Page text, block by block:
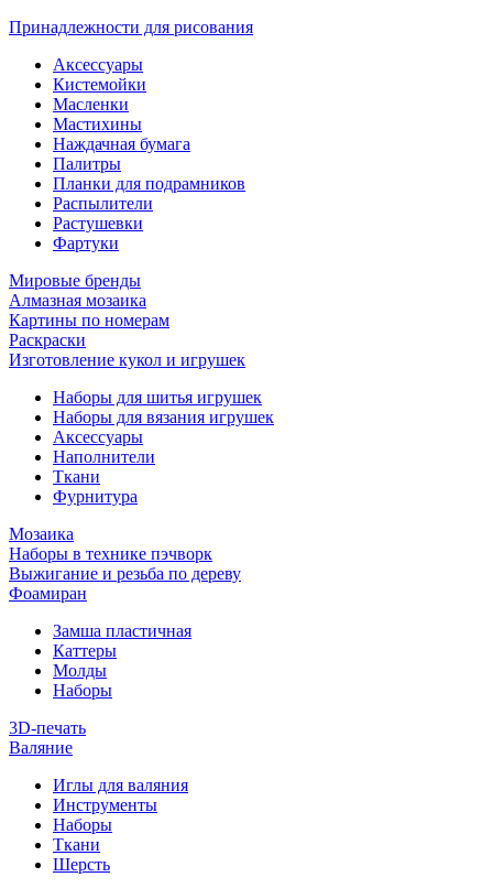
Принадлежности для рисования
Аксессуары
Кистемойки
Масленки
Мастихины
Наждачная бумага
Палитры
Планки для подрамников
Распылители
Растушевки
Фартуки
Мировые бренды
Алмазная мозаика
Картины по номерам
Раскраски
Изготовление кукол и игрушек
Наборы для шитья игрушек
Наборы для вязания игрушек
Аксессуары
Наполнители
Ткани
Фурнитура
Мозаика
Наборы в технике пэчворк
Выжигание и резьба по дереву
Фоамиран
Замша пластичная
Каттеры
Молды
Наборы
3D-печать
Валяние
Иглы для валяния
Инструменты
Наборы
Ткани
Шерсть